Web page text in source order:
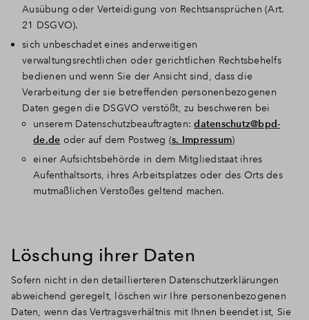
Ausübung oder Verteidigung von Rechtsansprüchen (Art.
21 DSGVO).
sich unbeschadet eines anderweitigen
verwaltungsrechtlichen oder gerichtlichen Rechtsbehelfs
bedienen und wenn Sie der Ansicht sind, dass die
Verarbeitung der sie betreffenden personenbezogenen
Daten gegen die DSGVO verstößt, zu beschweren bei
unserem Datenschutzbeauftragten:datenschutz@bpd-
de.de oder auf dem Postweg (s. Impressum)
einer Aufsichtsbehörde in dem Mitgliedstaat ihres
Aufenthaltsorts, ihres Arbeitsplatzes oder des Orts des
mutmaßlichen Verstoßes geltend machen.
Löschung ihrer Daten
Sofern nicht in den detaillierteren Datenschutzerklärungen
abweichend geregelt, löschen wir Ihre personenbezogenen
Daten, wenn das Vertragsverhältnis mit Ihnen beendet ist, Sie